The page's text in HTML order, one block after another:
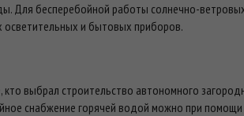
Для бесперебойной работы солнечно-
и бытовых приборов.
выбрал строительство автономного
снабжение горячей водой можно при